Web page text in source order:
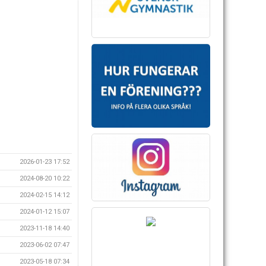
2026-01-23 17:52
2024-08-20 10:22
2024-02-15 14:12
2024-01-12 15:07
2023-11-18 14:40
2023-06-02 07:47
2023-05-18 07:34